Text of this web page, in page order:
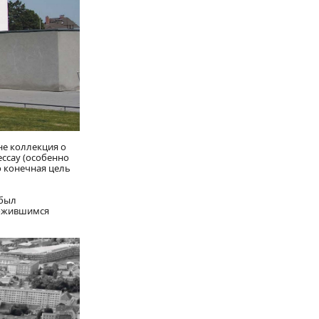
коллекция о
(особенно
конечная цель